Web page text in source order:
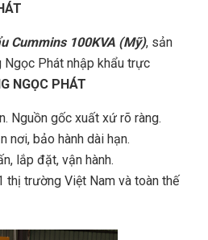
Cummins 100KVA (Mỹ), sản
Phát nhập khẩu trực
NGỌC PHÁT
Nguồn gốc xuất xứ rõ ràng.
nơi, bảo hành dài hạn.
lắp đặt, vận hành.
trường Việt Nam và toàn thế